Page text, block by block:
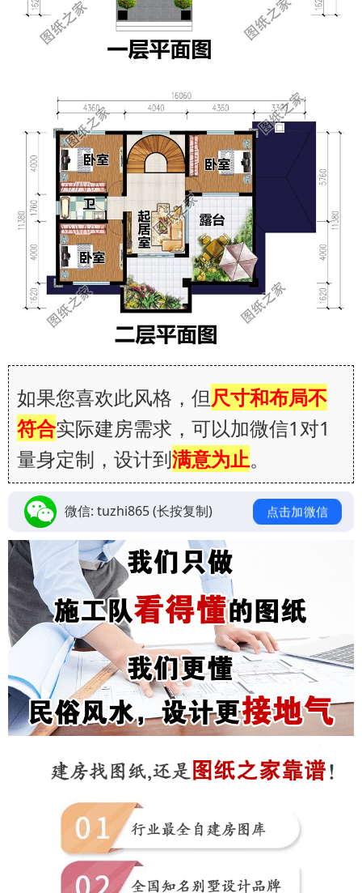
如果您喜欢此风格，但尺寸和布局不
符合实际建房需求，可以加微信1对1
量身定制，设计到满意为止。
微信: tuzhi865(长按复制) 点击加微信